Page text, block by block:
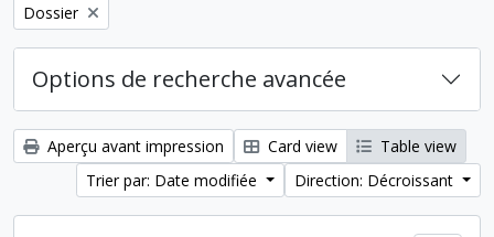
Remove filter:
Dossier
Options de recherche avancée
Aperçu avant impression Card view
Table view
Trier par: Date modifiée
Direction: Décroissant